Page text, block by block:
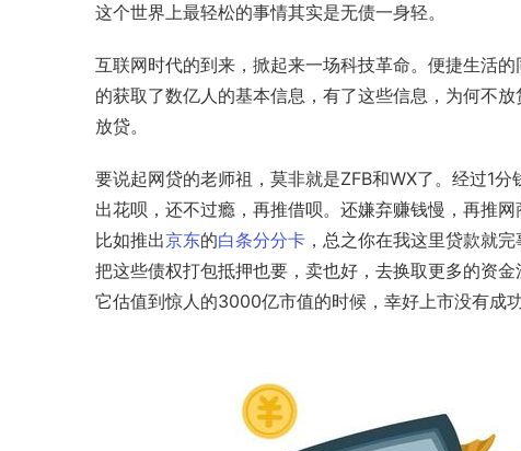
这个世界上最轻松的事情其实是无债一身轻。
互联网时代的到来，掀起来一场科技革命。便捷生活
的获取了数亿人的基本信息，有了这些信息，为何不
放贷。
要说起网贷的老师祖，莫非就是ZFB和WX了。经过1
出花呗，还不过瘾，再推借呗。还嫌弃赚钱慢，再推网
比如推出京东的白条分分卡 ，总之你在我这里贷款就
把这些债权打包抵押也要，卖也好，去换取更多的资
它估值到惊人的3000亿市值的时候，幸好上市没有成